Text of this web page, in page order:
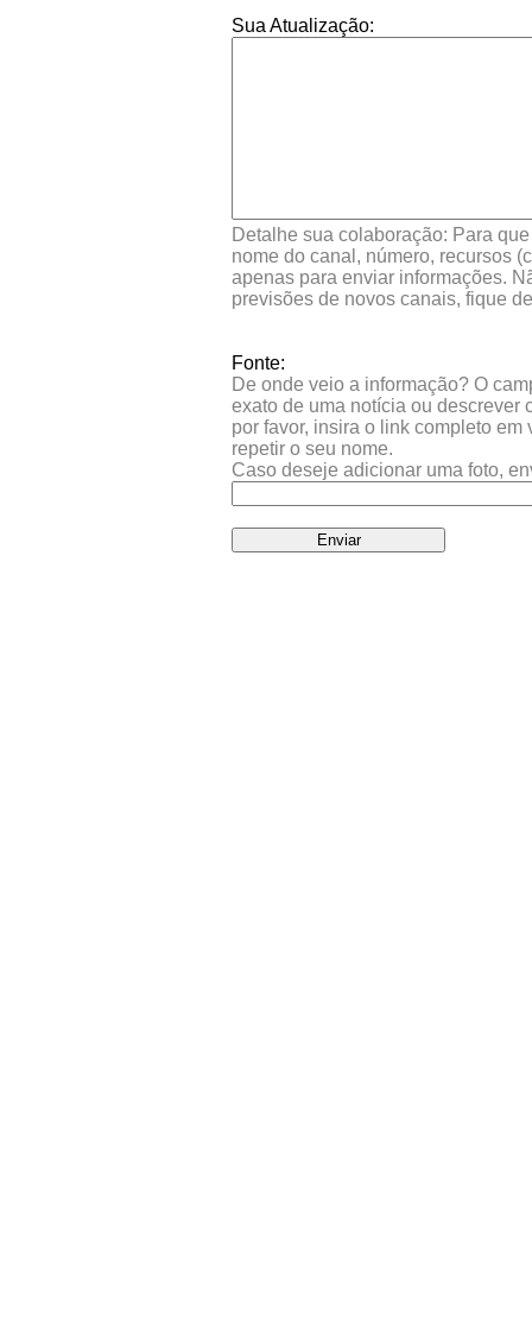
Sua Atualização:
Detalhe sua colaboração: Para
nome do canal, número, recursos
apenas para enviar informações.
previsões de novos canais, fique
Fonte:
De onde veio a informação? O
exato de uma notícia ou descrever
por favor, insira o link completo
repetir o seu nome.
Caso deseje adicionar uma foto,